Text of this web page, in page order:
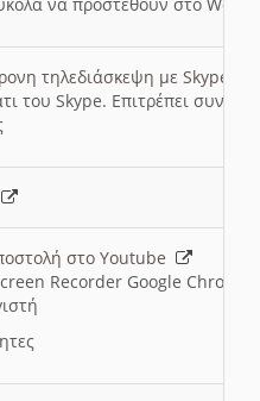
τηλεδιάσκεψη με Skype
του Skype. Επιτρέπει
στο Youtube
Recorder Google Chrome